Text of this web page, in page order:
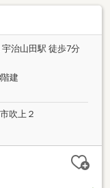
対象期間：物件引
設備・その他諸
治山田駅 徒歩7分
建
吹上２